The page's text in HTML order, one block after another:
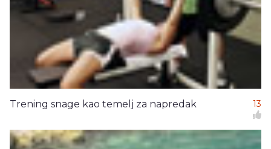
Trening snage kao temelj za napredak 13